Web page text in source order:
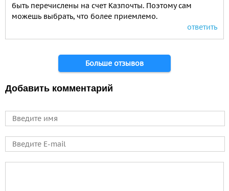
быть перечислены на счет Казпочты. Поэтому сам
можешь выбрать, что более приемлемо.
ответить
Больше отзывов
Добавить комментарий
Имя
E-mail